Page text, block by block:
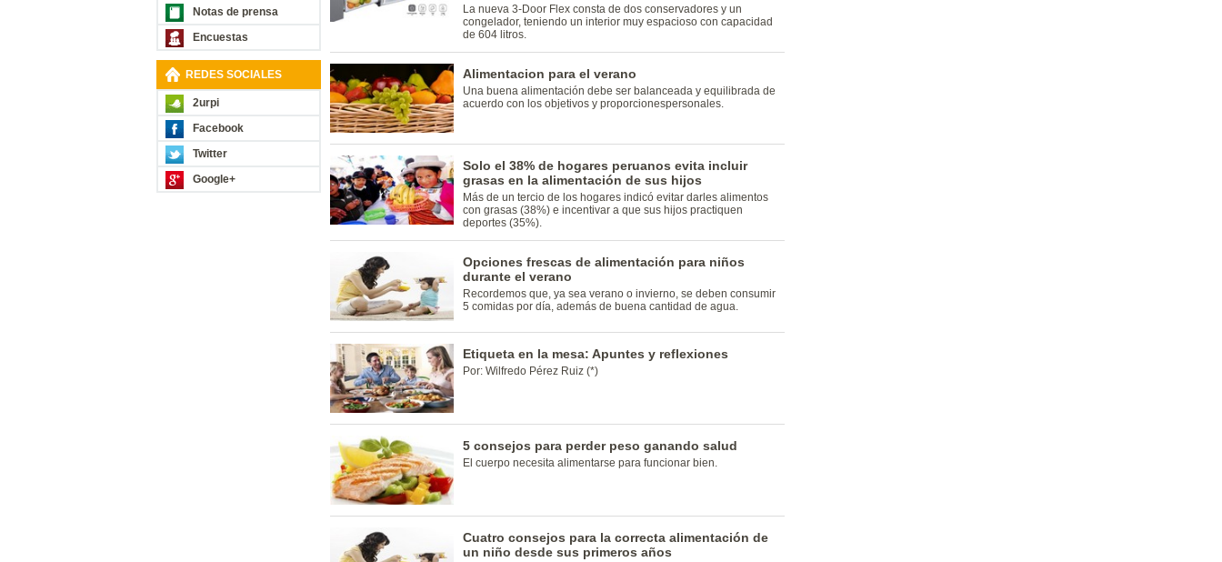
Notas de prensa
Encuestas
REDES SOCIALES
2urpi
Facebook
Twitter
Google+
La nueva 3-Door Flex consta de dos conservadores y un
congelador, teniendo un interior muy espacioso con capacidad
de 604 litros.
Alimentacion para el verano
Una buena alimentación debe ser balanceada y equilibrada de
acuerdo con los objetivos y proporcionespersonales.
Solo el 38% de hogares peruanos evita incluir
grasas en la alimentación de sus hijos
Más de un tercio de los hogares indicó evitar darles alimentos
con grasas (38%) e incentivar a que sus hijos practiquen
deportes (35%).
Opciones frescas de alimentación para niños
durante el verano
Recordemos que, ya sea verano o invierno, se deben consumir
5 comidas por día, además de buena cantidad de agua.
Etiqueta en la mesa: Apuntes y reflexiones
Por: Wilfredo Pérez Ruiz (*)
5 consejos para perder peso ganando salud
El cuerpo necesita alimentarse para funcionar bien.
Cuatro consejos para la correcta alimentación de
un niño desde sus primeros años